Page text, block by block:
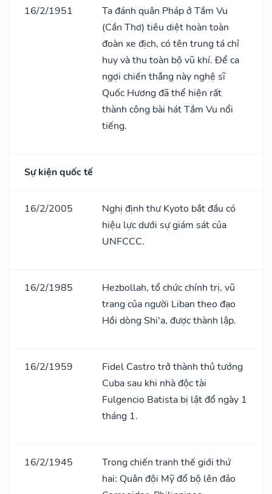
16/2/1951
Ta đánh quân Pháp ở Tầm Vu
(Cần Thơ) tiêu diệt hoàn toàn
đoàn xe địch, có tên trung tá chỉ
huy và thu toàn bộ vũ khí. Để ca
ngợi chiến thắng này nghệ sĩ
Quốc Hương đã thể hiện rất
thành công bài hát Tầm Vu nổi
tiếng.
Sự kiện quốc tế
16/2/2005
Nghị định thư Kyoto bắt đầu có
hiệu lực dưới sự giám sát của
UNFCCC.
16/2/1985
Hezbollah, tổ chức chính trị, vũ
trang của người Liban theo đạo
Hồi dòng Shi'a, được thành lập.
16/2/1959
Fidel Castro trở thành thủ tướng
Cuba sau khi nhà độc tài
Fulgencio Batista bị lật đổ ngày 1
tháng 1.
16/2/1945
Trong chiến tranh thế giới thứ
hai: Quân đội Mỹ đổ bộ lên đảo